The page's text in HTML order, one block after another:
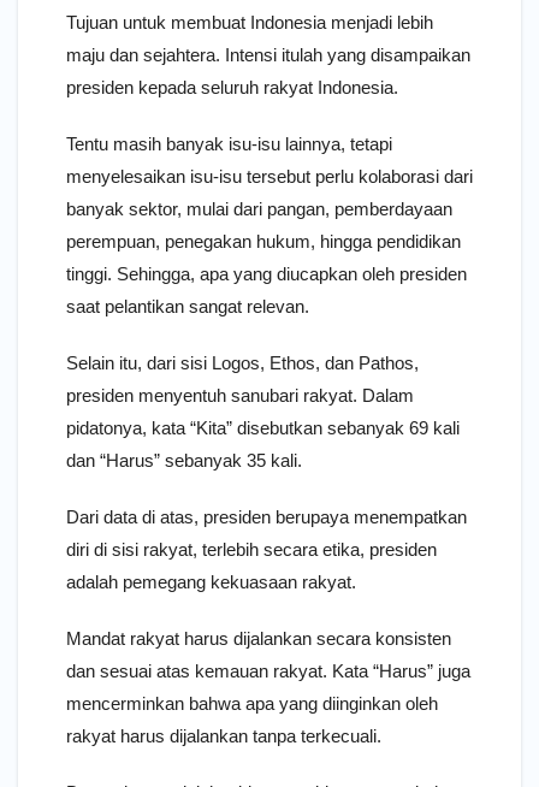
Tujuan untuk membuat Indonesia menjadi lebih
maju dan sejahtera. Intensi itulah yang disampaikan
presiden kepada seluruh rakyat Indonesia.
Tentu masih banyak isu-isu lainnya, tetapi
menyelesaikan isu-isu tersebut perlu kolaborasi dari
banyak sektor, mulai dari pangan, pemberdayaan
perempuan, penegakan hukum, hingga pendidikan
tinggi. Sehingga, apa yang diucapkan oleh presiden
saat pelantikan sangat relevan.
Selain itu, dari sisi Logos, Ethos, dan Pathos,
presiden menyentuh sanubari rakyat. Dalam
pidatonya, kata “Kita” disebutkan sebanyak 69 kali
dan “Harus” sebanyak 35 kali.
Dari data di atas, presiden berupaya menempatkan
diri di sisi rakyat, terlebih secara etika, presiden
adalah pemegang kekuasaan rakyat.
Mandat rakyat harus dijalankan secara konsisten
dan sesuai atas kemauan rakyat. Kata “Harus” juga
mencerminkan bahwa apa yang diinginkan oleh
rakyat harus dijalankan tanpa terkecuali.